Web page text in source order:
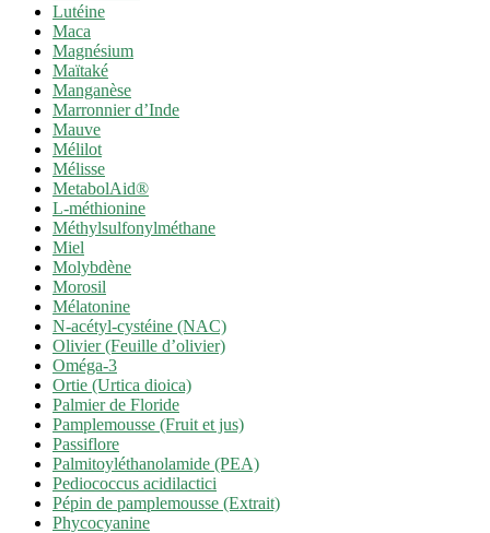
Lutéine
Maca
Magnésium
Maïtaké
Manganèse
Marronnier d’Inde
Mauve
Mélilot
Mélisse
MetabolAid®
L-méthionine
Méthylsulfonylméthane
Miel
Molybdène
Morosil
Mélatonine
N-acétyl-cystéine (NAC)
Olivier (Feuille d’olivier)
Oméga-3
Ortie (Urtica dioica)
Palmier de Floride
Pamplemousse (Fruit et jus)
Passiflore
Palmitoyléthanolamide (PEA)
Pediococcus acidilactici
Pépin de pamplemousse (Extrait)
Phycocyanine